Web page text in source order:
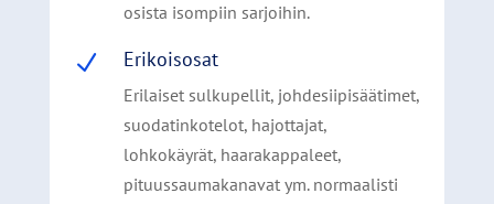
osista isompiin sarjoihin.
N Erikoisosat
Erilaiset sulkupellit, johdesiipisäätimet,
suodatinkotelot, hajottajat,
lohkokäyrät, haarakappaleet,
pituussaumakanavat ym. normaalisti